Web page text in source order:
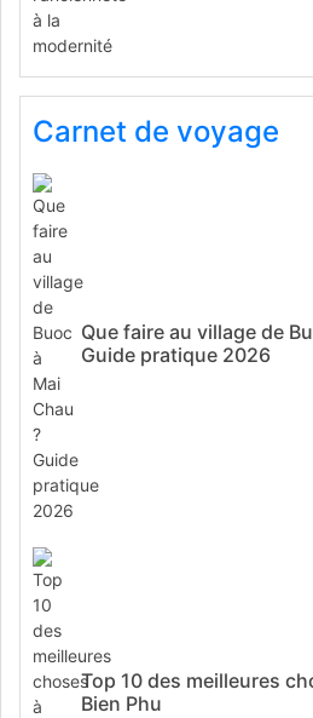
Carnet de voyage
Que faire au village de
Guide pratique 2026
Top 10 des meilleures
Bien Phu